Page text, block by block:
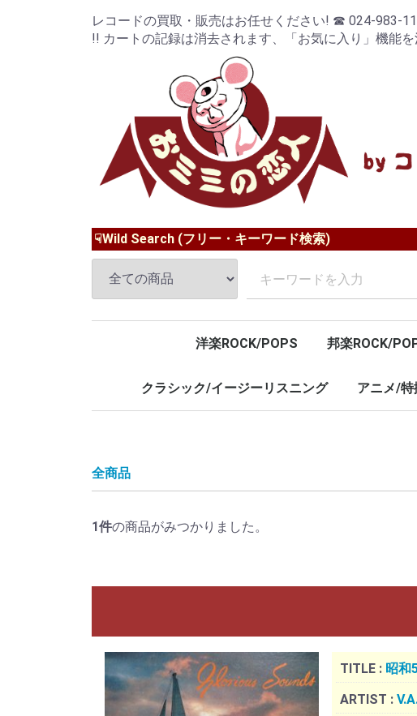
レコードの買取・販売はお任せください! ☎ 024-983-
!! カートの記録は消去されます、「お気に入り」機能を
☟Wild Search (フリー・キーワード検索)
洋楽ROCK/POPS
LP/12inch/10inch
7inch
邦楽ROCK/
LP/12inch/
7inch
クラシック/イージーリスニング アニメ/特
全商品
1件の商品がみつかりました。
TITLE : 昭和
ARTIST :